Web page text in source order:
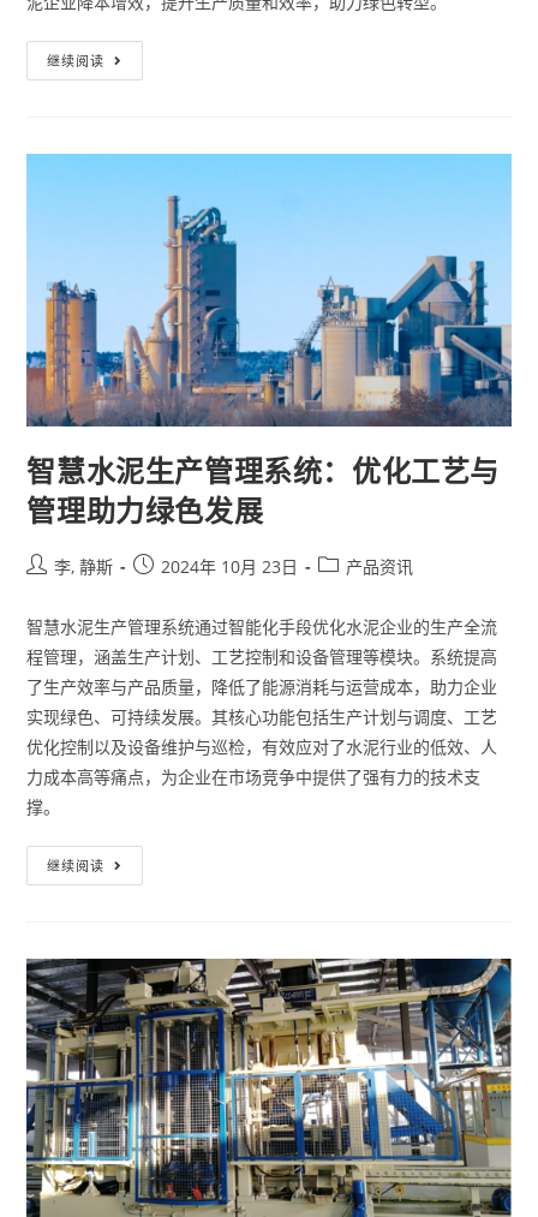
继续阅读
智慧水泥生产管理系统：优化工艺与
管理助力绿色发展
李, 静斯 2024年 10月 23日 产品资讯
智慧水泥生产管理系统通过智能化手段优化水泥企业的生产全流
程管理，涵盖生产计划、工艺控制和设备管理等模块。系统提高
了生产效率与产品质量，降低了能源消耗与运营成本，助力企业
实现绿色、可持续发展。其核心功能包括生产计划与调度、工艺
优化控制以及设备维护与巡检，有效应对了水泥行业的低效、人
力成本高等痛点，为企业在市场竞争中提供了强有力的技术支
撑。
继续阅读